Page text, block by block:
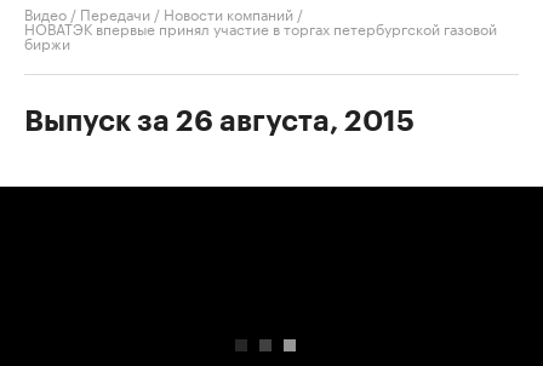
Видео / Передачи / Новости компаний /
НОВАТЭК впервые принял участие в торгах петербургской газовой
биржи
Выпуск за 26 августа, 2015